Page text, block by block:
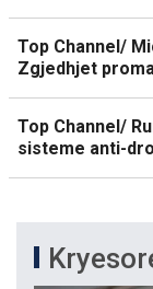
Top Channel/
Zgjedhjet
Top Channel/
sisteme anti-